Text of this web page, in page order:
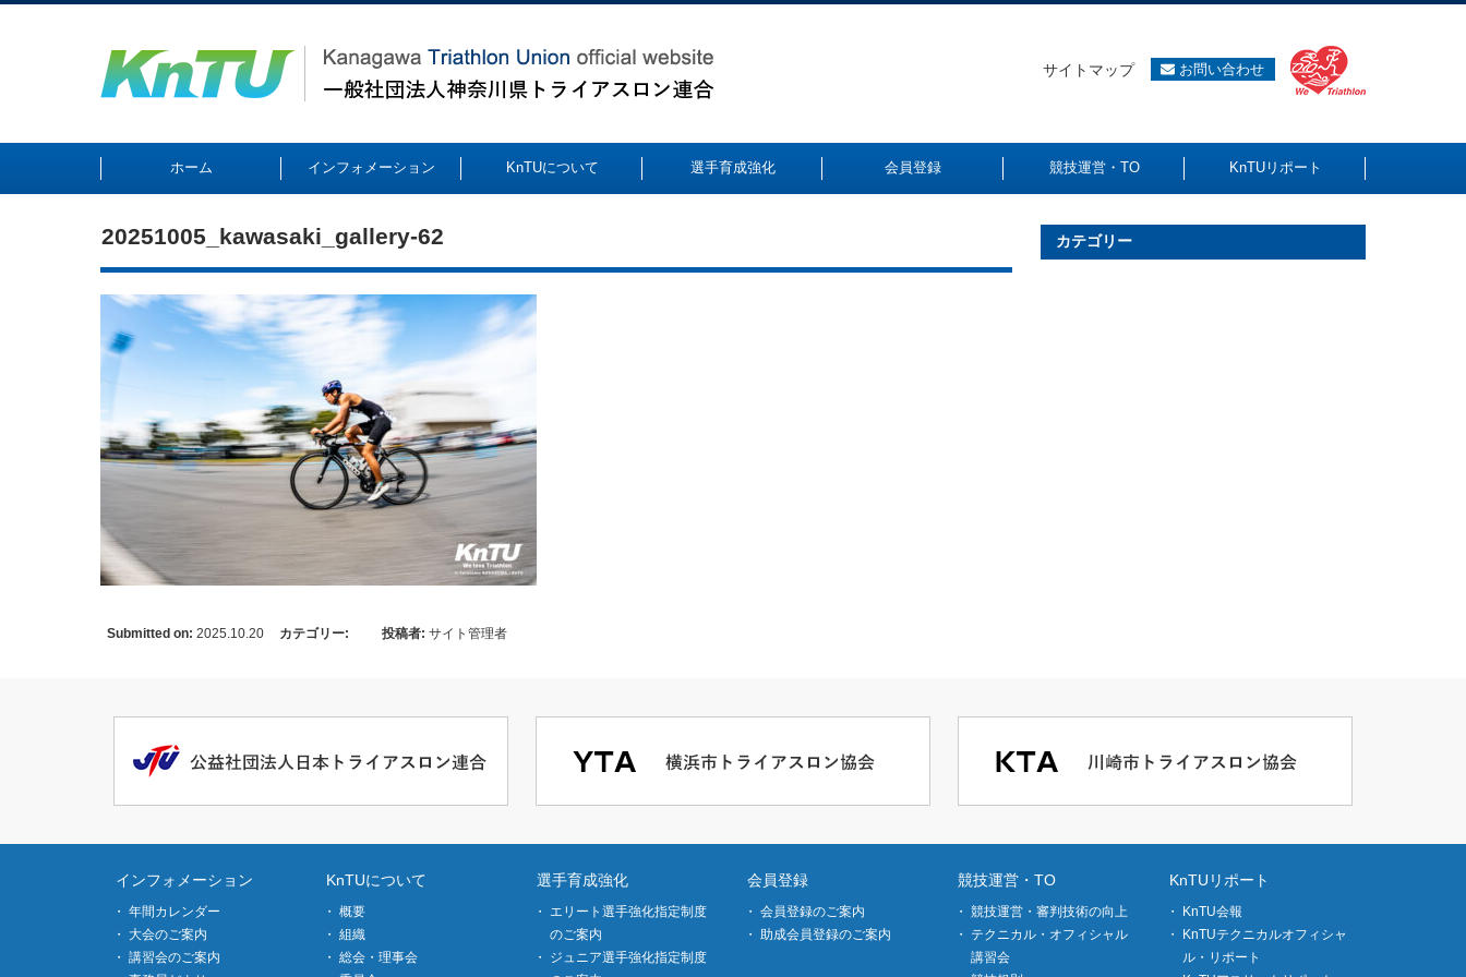
サイトマップ お問い合わせ
ホーム インフォメーション KnTUについて 選手育成強化 会員登録 競技運営・TO KnTUリポート
20251005_kawasaki_gallery-62
Submitted on: 2025.10.20 カテゴリー: 投稿者: サイト管理者
カテゴリー
インフォメーション
年間カレンダー
大会のご案内
講習会のご案内
KnTUについて
概要
組織
総会・理事会
選手育成強化
エリート選手強化指定制度
のご案内
ジュニア選手強化指定制度
会員登録
会員登録のご案内
助成会員登録のご案内
競技運営・TO
競技運営・審判技術の向上
テクニカル・オフィシャル
講習会
KnTUリポート
KnTU会報
KnTUテクニカルオフィシャ
ル・リポート